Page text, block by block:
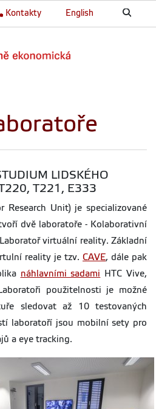
English
Kontakty
LIDSKÉHO
T221, E333
Research Unit) je specializované
dvě laboratoře - Kolaborativní
virtuální reality. Základní
reality je tzv. CAVE, dále pak
náhlavními sadami HTC Vive,
použitelnosti je možné
sledovat až 10 testovaných
laboratoří jsou mobilní sety pro
a eye tracking.